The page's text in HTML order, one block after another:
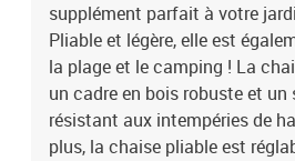
supplément parfait à votre
Pliable et légère, elle est
la plage et le camping ! La
un cadre en bois robuste et un
résistant aux intempéries de
plus, la chaise pliable est